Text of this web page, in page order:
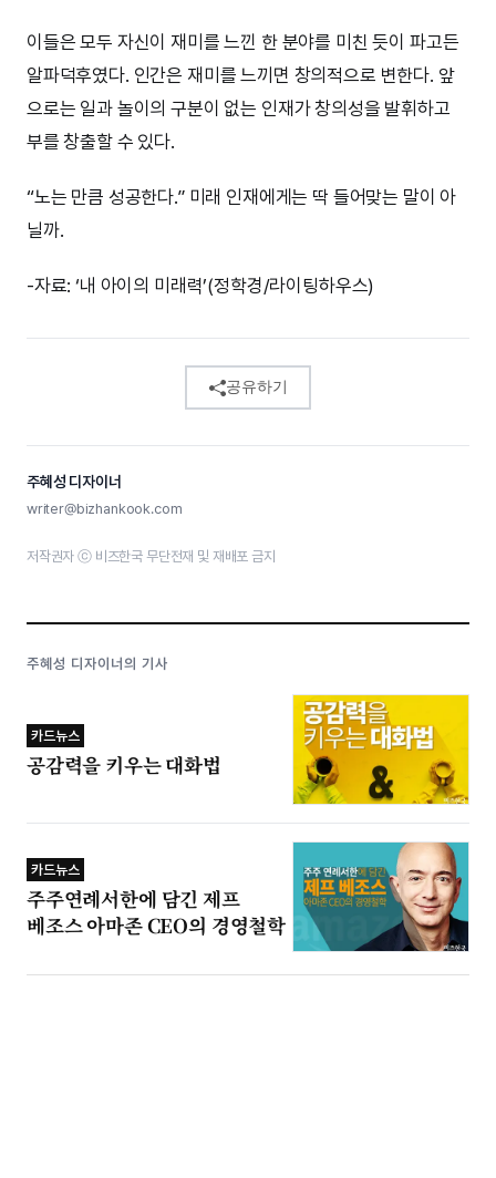
이들은 모두 자신이 재미를 느낀 한 분야를 미친 듯이 파고든
알파덕후였다. 인간은 재미를 느끼면 창의적으로 변한다. 앞
으로는 일과 놀이의 구분이 없는 인재가 창의성을 발휘하고
부를 창출할 수 있다.
“노는 만큼 성공한다.” 미래 인재에게는 딱 들어맞는 말이 아
닐까.
-자료: ‘내 아이의 미래력’(정학경/라이팅하우스)
공유하기
주혜성 디자이너
writer@bizhankook.com
저작권자 ⓒ 비즈한국 무단전재 및 재배포 금지
주혜성 디자이너의 기사
카드뉴스
공감력을 키우는 대화법
카드뉴스
주주연례서한에 담긴 제프
베조스 아마존 CEO의 경영철학